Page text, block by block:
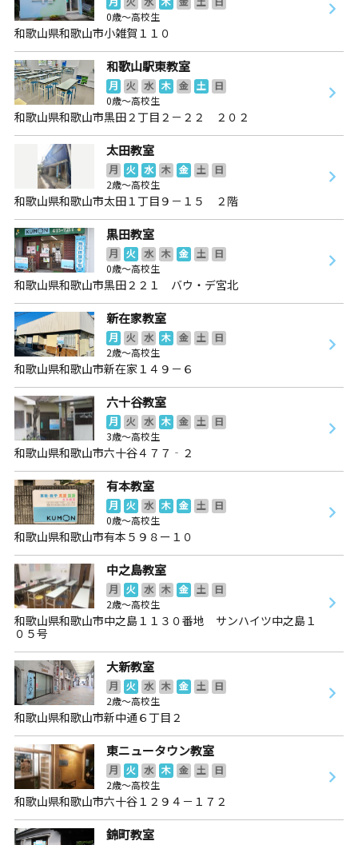
0歳～高校生
和歌山県和歌山市小雑賀１１０
和歌山駅東教室
月 火 水 木 金 土
日
0歳～高校生
和歌山県和歌山市黒田２丁目２－２２ ２０２
太田教室
月 火 水 木 金 土
日
2歳～高校生
和歌山県和歌山市太田１丁目９－１５ ２階
黒田教室
月 火 水 木 金 土
日
0歳～高校生
和歌山県和歌山市黒田２２１ バウ・デ宮北
新在家教室
月 火 水 木 金 土
日
2歳～高校生
和歌山県和歌山市新在家１４９－６
六十谷教室
月 火 水 木 金 土
日
3歳～高校生
和歌山県和歌山市六十谷４７７‐２
有本教室
月 火 水 木 金 土
日
0歳～高校生
和歌山県和歌山市有本５９８ー１０
中之島教室
月 火 水 木 金 土
日
2歳～高校生
和歌山県和歌山市中之島１１３０番地 サンハイツ中之島１
０５号
大新教室
月 火 水 木 金 土
日
2歳～高校生
和歌山県和歌山市新中通６丁目２
東ニュータウン教室
月 火 水 木 金 土
日
2歳～高校生
和歌山県和歌山市六十谷１２９４－１７２
錦町教室